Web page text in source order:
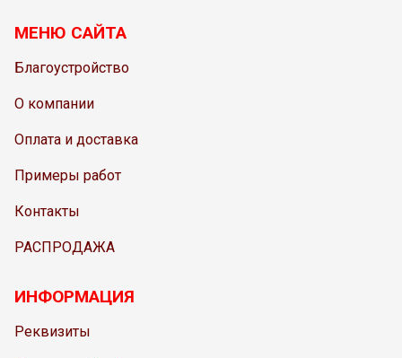
МЕНЮ САЙТА
Благоустройство
О компании
Оплата и доставка
Примеры работ
Контакты
РАСПРОДАЖА
ИНФОРМАЦИЯ
Реквизиты